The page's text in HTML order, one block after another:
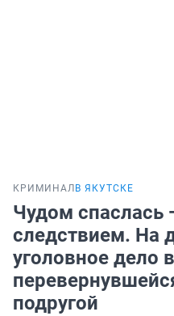
КРИМИНАЛ В ЯКУТСКЕ
Чудом спаслась
следствием. На
уголовное дело
подругой